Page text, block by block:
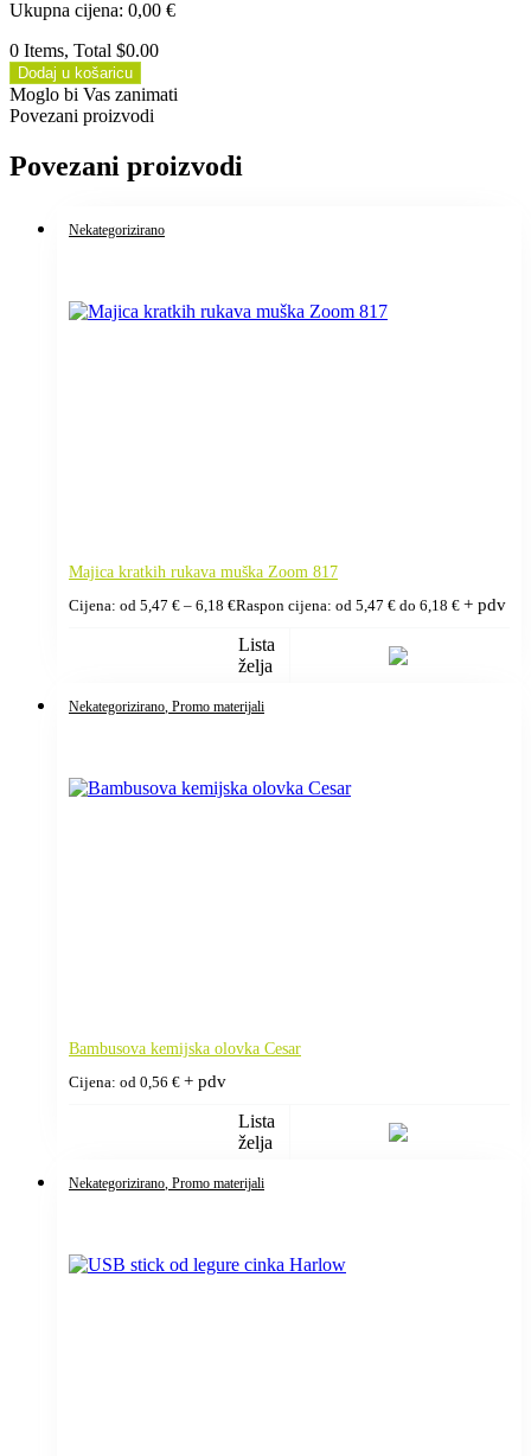
Ukupna cijena: 0,00 €
0 Items, Total $0.00
Dodaj u košaricu
Moglo bi Vas zanimati
Povezani proizvodi
Povezani proizvodi
Nekategorizirano
Majica kratkih rukava muška Zoom 817
Cijena: od 5,47 € – 6,18 €Raspon cijena: od 5,47 € do 6,18 € + pdv
Lista
želja
Nekategorizirano , Promo materijali
Bambusova kemijska olovka Cesar
Cijena: od 0,56 € + pdv
Lista
želja
Nekategorizirano , Promo materijali